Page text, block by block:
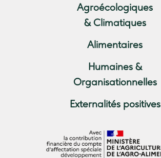
Agroécologiques
& Climatiques
Alimentaires
Humaines &
Organisationnelles
Externalités positives